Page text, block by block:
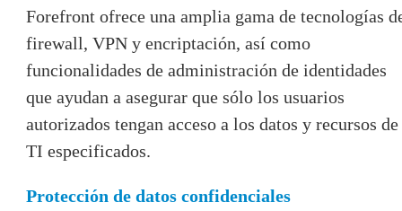
Forefront ofrece una amplia gama de tecnologías
firewall, VPN y encriptación, así como
funcionalidades de administración de identidades
que ayudan a asegurar que sólo los usuarios
autorizados tengan acceso a los datos y recursos de
TI especificados.
Protección de datos confidenciales